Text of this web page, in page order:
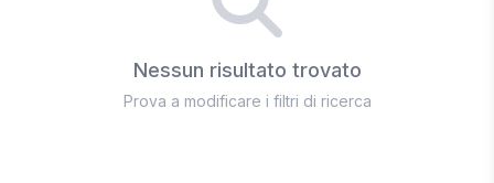
Nessun risultato trovato
Prova a modificare i filtri di ricerca